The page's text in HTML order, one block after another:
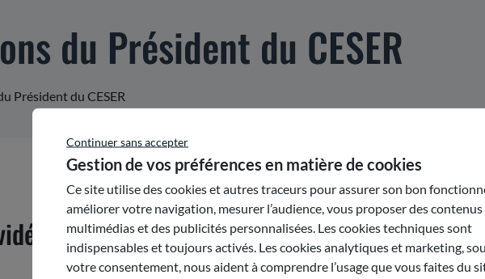
du Président du CESER
Président du CESER
Continuer sans accepter
Gestion de vos préférences en matière de cookies
Ce site utilise des cookies et autres traceurs pour assurer son bon
améliorer votre navigation, mesurer l’audience, vous proposer des contenus
multimédias et des publicités personnalisées. Les cookies techniques sont
indispensables et toujours activés. Les cookies analytiques et marketing,
votre consentement, nous aident à comprendre l’usage que vous faites du